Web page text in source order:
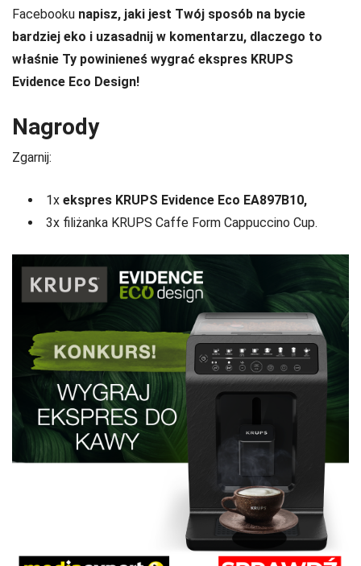
Facebooku napisz, jaki jest Twój sposób na bycie
bardziej eko i uzasadnij w komentarzu, dlaczego to
właśnie Ty powinieneś wygrać ekspres KRUPS
Evidence Eco Design!
Nagrody
Zgarnij:
1x ekspres KRUPS Evidence Eco EA897B10,
3x filiżanka KRUPS Caffe Form Cappuccino Cup.